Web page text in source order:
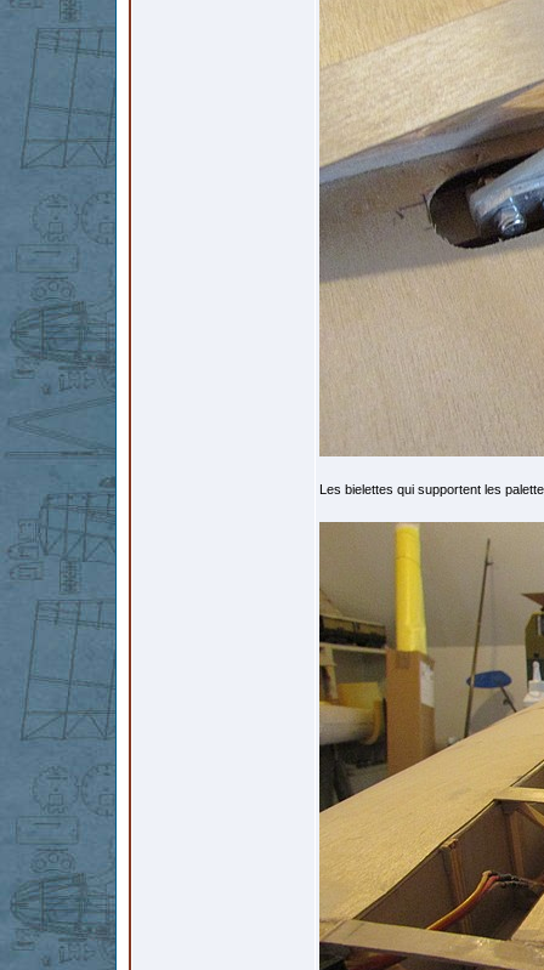
Les bielettes qui supportent les